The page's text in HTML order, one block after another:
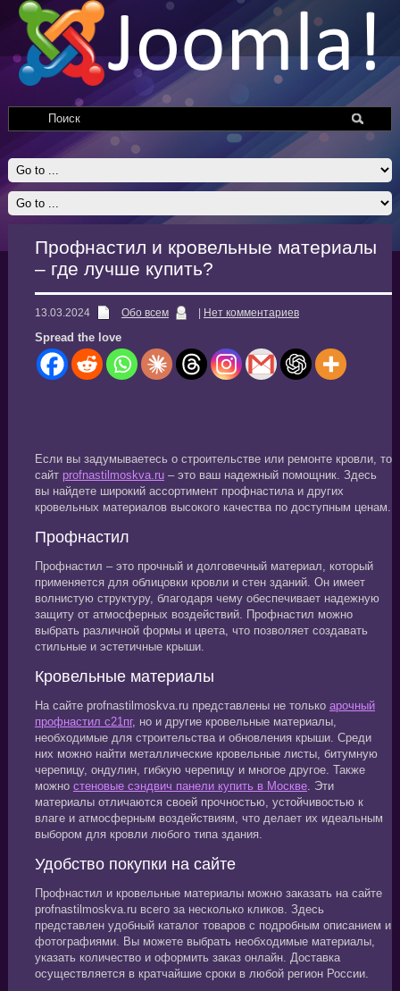
Профнастил и кровельные материалы
– где лучше купить?
13.03.2024 Обо всем Нет комментариев
Spread the love
Если вы задумываетесь о строительстве или ремонте кровли, то
сайт profnastilmoskva.ru– это ваш надежный помощник. Здесь
вы найдете широкий ассортимент профнастила и других
кровельных материалов высокого качества по доступным ценам.
Профнастил
Профнастил – это прочный и долговечный материал, который
применяется для облицовки кровли и стен зданий. Он имеет
волнистую структуру, благодаря чему обеспечивает надежную
защиту от атмосферных воздействий. Профнастил можно
выбрать различной формы и цвета, что позволяет создавать
стильные и эстетичные крыши.
Кровельные материалы
На сайте profnastilmoskva.ru представлены не только арочный
профнастил с21пг, но и другие кровельные материалы,
необходимые для строительства и обновления крыши. Среди
них можно найти металлические кровельные листы, битумную
черепицу, ондулин, гибкую черепицу и многое другое. Также
можно стеновые сэндвич панели купить в Москве. Эти
материалы отличаются своей прочностью, устойчивостью к
влаге и атмосферным воздействиям, что делает их идеальным
выбором для кровли любого типа здания.
Удобство покупки на сайте
Профнастил и кровельные материалы можно заказать на сайте
profnastilmoskva.ru всего за несколько кликов. Здесь
представлен удобный каталог товаров с подробным описанием и
фотографиями. Вы можете выбрать необходимые материалы,
указать количество и оформить заказ онлайн. Доставка
осуществляется в кратчайшие сроки в любой регион России.